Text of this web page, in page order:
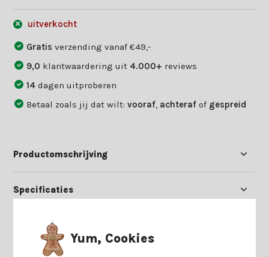
uitverkocht
Gratisverzending vanaf €49,-
9,0 klantwaardering uit 4.000+ reviews
14dagen uitproberen
Betaal zoals jij dat wilt:vooraf achteraf of gespreid
Productomschrijving
Specificaties
Reviews
Yum, Cookies